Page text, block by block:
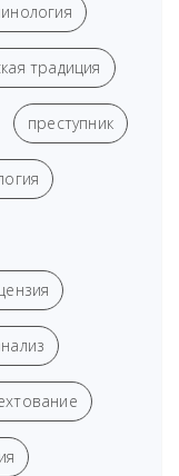
традиция
преступник